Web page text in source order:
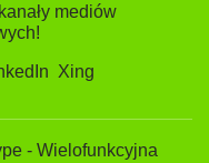
mediów
Xing
- Wielofunkcyjna